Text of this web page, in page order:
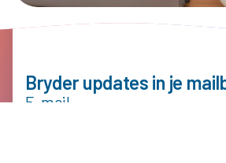
Bryder updates in je
E-mail